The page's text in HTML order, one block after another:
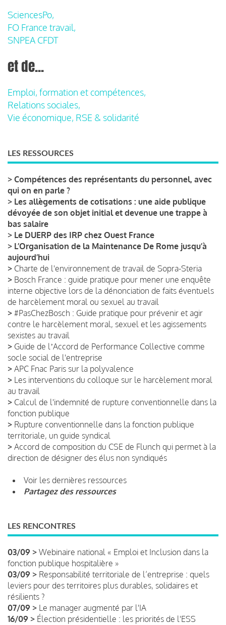
SciencesPo,
FO France travail,
SNPEA CFDT
et de...
Emploi, formation et compétences,
Relations sociales,
Vie économique, RSE & solidarité
LES RESSOURCES
> Compétences des représentants du personnel, avec
qui on en parle ?
> Les allègements de cotisations : une aide publique
dévoyée de son objet initial et devenue une trappe à
bas salaire
> Le DUERP des IRP chez Ouest France
> L’Organisation de la Maintenance De Rome jusqu’à
aujourd’hui
> Charte de l'environnement de travail de Sopra-Steria
> Bosch France : guide pratique pour mener une enquête
interne objective lors de la dénonciation de faits éventuels
de harcèlement moral ou sexuel au travail
> #PasChezBosch : Guide pratique pour prévenir et agir
contre le harcèlement moral, sexuel et les agissements
sexistes au travail
> Guide de lʼAccord de Performance Collective comme
socle social de l'entreprise
> APC Fnac Paris sur la polyvalence
> Les interventions du colloque sur le harcèlement moral
au travail
> Calcul de l'indemnité de rupture conventionnelle dans la
fonction publique
> Rupture conventionnelle dans la fonction publique
territoriale, un guide syndical
> Accord de composition du CSE de Flunch qui permet à la
direction de désigner des élus non syndiqués
Voir les dernières ressources
Partagez des ressources
LES RENCONTRES
03/09 > Webinaire national « Emploi et Inclusion dans la
fonction publique hospitalière »
03/09 > Responsabilité territoriale de l’entreprise : quels
leviers pour des territoires plus durables, solidaires et
résilients ?
07/09 > Le manager augmenté par l'IA
16/09 > Élection présidentielle : les priorités de l'ESS